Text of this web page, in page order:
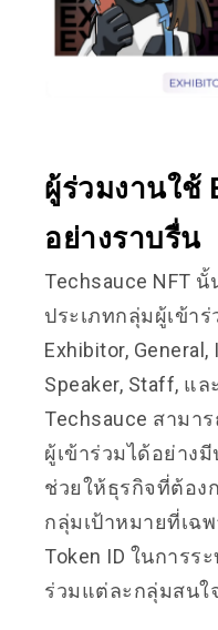
ผู้ร่วมงานใช้
อย่างราบรื่น
Techsauce NFT
ประเภทกลุ่มผู้เข้า
Exhibitor, General,
Speaker, Staff, แล
Techsauce สามา
ผู้เข้าร่วมได้อย่าง
ช่วยให้ธุรกิจที่ต้อง
กลุ่มเป้าหมายที่เฉ
Token ID ในการ
ร่วมแต่ละกลุ่มสนใ